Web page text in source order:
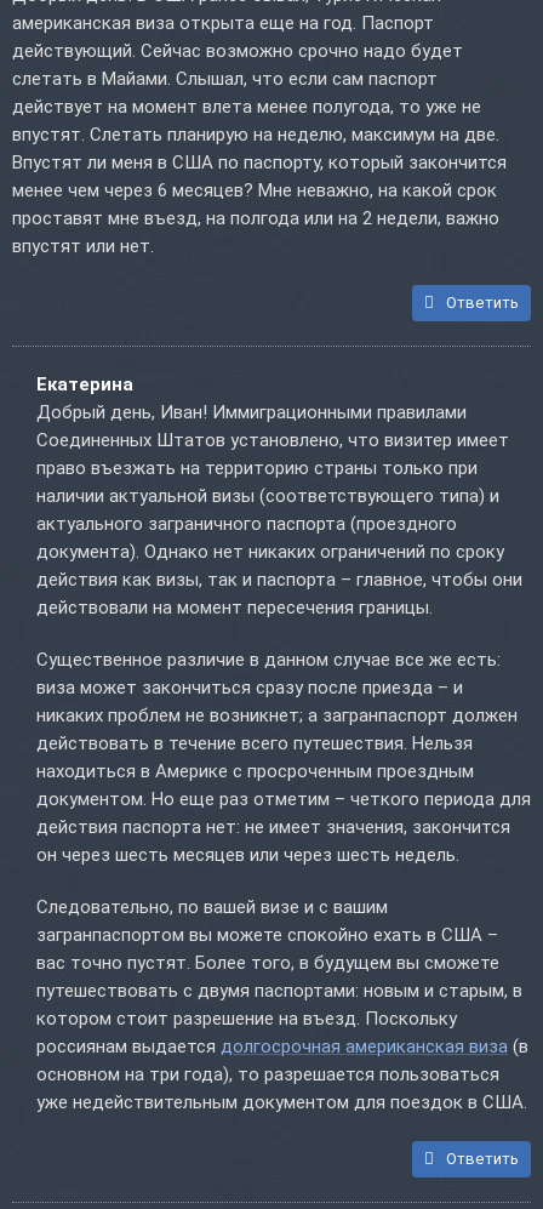
американская виза открыта еще на год. Паспорт
действующий. Сейчас возможно срочно надо будет
слетать в Майами. Слышал, что если сам паспорт
действует на момент влета менее полугода, то уже не
впустят. Слетать планирую на неделю, максимум на две.
Впустят ли меня в США по паспорту, который закончится
менее чем через 6 месяцев? Мне неважно, на какой срок
проставят мне въезд, на полгода или на 2 недели, важно
впустят или нет.
Ответить
Екатерина
Добрый день, Иван! Иммиграционными правилами
Соединенных Штатов установлено, что визитер имеет
право въезжать на территорию страны только при
наличии актуальной визы (соответствующего типа) и
актуального заграничного паспорта (проездного
документа). Однако нет никаких ограничений по сроку
действия как визы, так и паспорта – главное, чтобы они
действовали на момент пересечения границы.
Существенное различие в данном случае все же есть:
виза может закончиться сразу после приезда – и
никаких проблем не возникнет; а загранпаспорт должен
действовать в течение всего путешествия. Нельзя
находиться в Америке с просроченным проездным
документом. Но еще раз отметим – четкого периода для
действия паспорта нет: не имеет значения, закончится
он через шесть месяцев или через шесть недель.
Следовательно, по вашей визе и с вашим
загранпаспортом вы можете спокойно ехать в США –
вас точно пустят. Более того, в будущем вы сможете
путешествовать с двумя паспортами: новым и старым, в
котором стоит разрешение на въезд. Поскольку
россиянам выдается долгосрочная американская виза (в
основном на три года), то разрешается пользоваться
уже недействительным документом для поездок в США.
Ответить